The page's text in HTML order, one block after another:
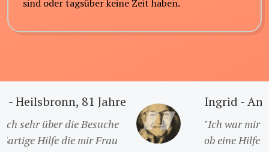
sind oder tagsüber keine Zeit haben.
Ingrid - Ansbach, 76 Jahre
"Ich war mir zwar Anfangs nicht sicher
ob eine Hilfe zu Hause das Richtige für